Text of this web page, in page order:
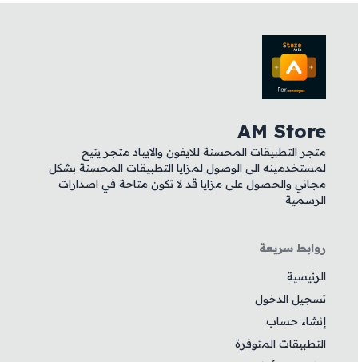
AM Store
متجر التطبيقات المحسنة للايفون والايباد متجر يتيح
لمستخدمينه الى الوصول لمزايا التطبيقات المحسنة بشكل
مجاني والحصول على مزايا قد لا تكون متاحة في اصدارات
الرسمية
روابط سريعة
الرئيسية
تسجيل الدخول
إنشاء حساب
التطبيقات المتوفرة